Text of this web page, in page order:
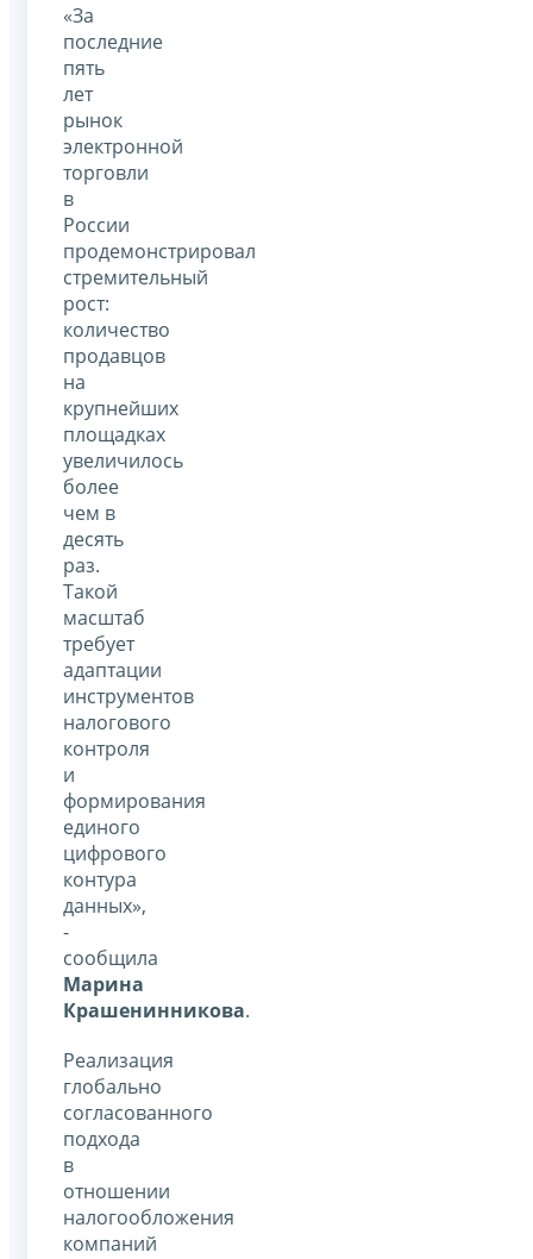
«За
последние
пять
лет
рынок
электронной
торговли
в
России
продемонстрировал
стремительный
рост:
количество
продавцов
на
крупнейших
площадках
увеличилось
более
чем в
десять
раз.
Такой
масштаб
требует
адаптации
инструментов
налогового
контроля
и
формирования
единого
цифрового
контура
данных»,
-
сообщила
Марина
Крашенинникова.
Реализация
глобально
согласованного
подхода
в
отношении
налогообложения
компаний